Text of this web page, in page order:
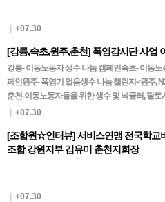
| +07.30
[강릉,속초,원주,춘천] 폭염감시단 사업
강릉- 이동노동자 생수 나눔 캠페인속초- 이동
페인원주- 폭염기 얼음생수 나눔 챌린지<원주,
춘천-이동노동자들을 위한 생수 및 넥쿨러, 팔토
| +07.30
[조합원☆인터뷰] 서비스연맹 전국학교
조합 강원지부 김유미 춘천지회장
| +07.30